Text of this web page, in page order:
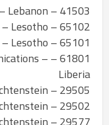
41503 – LibanCell – Lebanon
65102 – Econet Ezi-Cel – Lesotho
65101 – Vodacom – Lesotho
–
Liberia
29505 – FL1 Mobilkom – Liechtenstein
29502 – Orange FL – Liechtenstein